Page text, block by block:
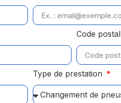
Code postal
Type de prestation